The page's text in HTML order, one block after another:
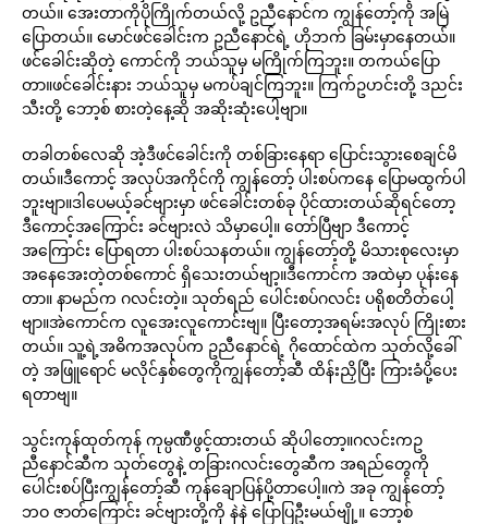
တယ်။ အေးတာကိုပိုကြိုက်တယ်လို့ ဥညီနောင်က ကျွန်တော့်ကို အမြဲ
ပြောတယ်။ မောင်ဖင်ခေါင်းက ဥညီနောင်ရဲ့ ဟိုဘက် ခြမ်းမှာနေတယ်။
ဖင်ခေါင်းဆိုတဲ့ ကောင်ကို ဘယ်သူမှ မကြိုက်ကြဘူး။ တကယ်ပြော
တာ။ဖင်ခေါင်းနား ဘယ်သူမှ မကပ်ချင်ကြဘူး။ ကြက်ဥဟင်းတို့ ဒညင်း
သီးတို့ ဘော့စ် စားတဲ့နေ့ဆို အဆိုးဆုံးပေါ့ဗျာ။
တခါတစ်လေဆို အဲ့ဒီဖင်ခေါင်းကို တစ်ခြားနေရာ ပြောင်းသွားစေချင်မိ
တယ်။ဒီကောင့် အလုပ်အကိုင်ကို ကျွန်တော့် ပါးစပ်ကနေ ပြောမထွက်ပါ
ဘူးဗျာ။ဒါပေမယ့်ခင်ဗျားမှာ ဖင်ခေါင်းတစ်ခု ပိုင်ထားတယ်ဆိုရင်တော့
ဒီကောင့်အကြောင်း ခင်ဗျားလဲ သိမှာပေါ့။ တော်ပြီဗျာ ဒီကောင့်
အကြောင်း ပြောရတာ ပါးစပ်သနတယ်။ ကျွန်တော့်တို့ မိသားစုလေးမှာ
အနေအေးတဲ့တစ်ကောင် ရှိသေးတယ်ဗျာ့။ဒီကောင်က အထဲမှာ ပုန်းနေ
တာ။ နာမည်က ဂလင်းတဲ့။ သုတ်ရည် ပေါင်းစပ်ဂလင်း ပရိုစတိတ်ပေါ့
ဗျာ။အဲကောင်က လူအေးလူကောင်းဗျ။ ပြီးတော့အရမ်းအလုပ် ကြိုးစား
တယ်။ သူ့ရဲ့အဓိကအလုပ်က ဥညီနောင်ရဲ့ ဂိုထောင်ထဲက သုတ်လို့ခေါ်
တဲ့ အဖြူရောင် မလိုင်နှစ်တွေကိုကျွန်တော့်ဆီ ထိန်းညှိပြီး ကြားခံပို့ပေး
ရတာဗျ။
သွင်းကုန်ထုတ်ကုန် ကုမ္ပဏီဖွင့်ထားတယ် ဆိုပါတော့။ဂလင်းကဥ
ညီနောင်ဆီက သုတ်တွေနဲ့ တခြားဂလင်းတွေဆီက အရည်တွေကို
ပေါင်းစပ်ပြီးကျွန်တော့်ဆီ ကုန်ချောပြန်ပို့တာပေါ့။ကဲ အခု ကျွန်တော့်
ဘဝ ဇာတ်ကြောင်း ခင်ဗျားတို့ကို နဲနဲ ပြောပြဦးမယ်ဗျို့။ ဘော့စ်